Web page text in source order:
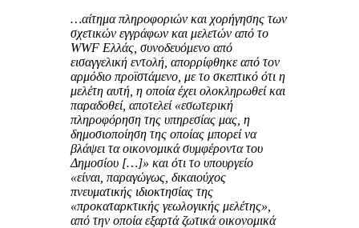
…αίτημα πληροφοριών και χορήγησης των
σχετικών εγγράφων και μελετών από το
WWF Ελλάς, συνοδευόμενο από
εισαγγελική εντολή, απορρίφθηκε από τον
αρμόδιο προϊστάμενο, με το σκεπτικό ότι η
μελέτη αυτή, η οποία έχει ολοκληρωθεί και
παραδοθεί, αποτελεί «εσωτερική
πληροφόρηση της υπηρεσίας μας, η
δημοσιοποίηση της οποίας μπορεί να
βλάψει τα οικονομικά συμφέροντα του
Δημοσίου […]» και ότι το υπουργείο
«είναι, παραγώγως, δικαιούχος
πνευματικής ιδιοκτησίας της
«προκαταρκτικής γεωλογικής μελέτης»,
από την οποία εξαρτά ζωτικά οικονομικά